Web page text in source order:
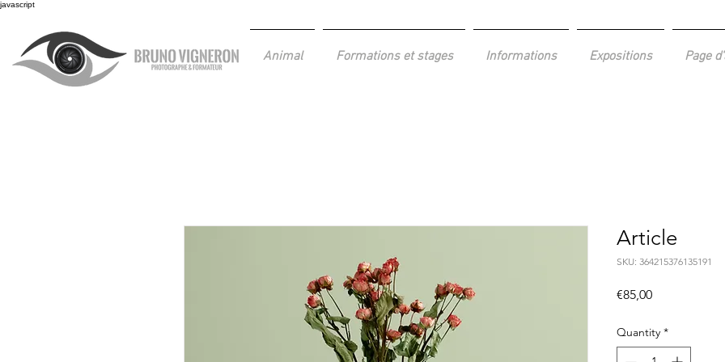
javascript
Animal Formations et stages Informations Expositions Page
Article
SKU: 364215376135191
€85,00Price
Quantity *